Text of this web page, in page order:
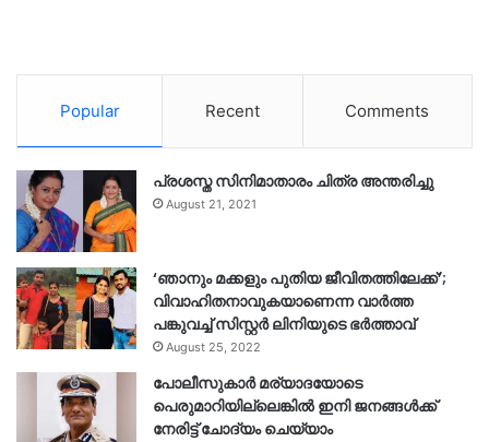
Popular Recent Comments
പ്രശസ്ത സിനിമാതാരം ചിത്ര അന്തരിച്ചു
August 21, 2021
‘ഞാനും മക്കളും പുതിയ ജീവിതത്തിലേക്ക്’;
വിവാഹിതനാവുകയാണെന്ന വാർത്ത
പങ്കുവച്ച് സിസ്റ്റർ ലിനിയുടെ ഭർത്താവ്
August 25, 2022
പോലീസുകാര്‍ മര്യാദയോടെ
പെരുമാറിയില്ലെങ്കില്‍ ഇനി ജനങ്ങള്‍ക്ക്
നേരിട്ട് ചോദ്യം ചെയ്യാം